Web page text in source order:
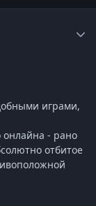
играми,
онлайна - рано
отбитое